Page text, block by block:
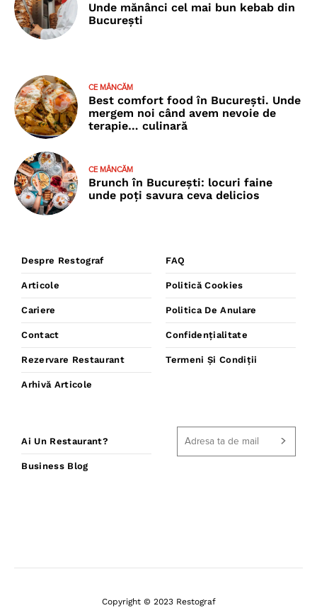
Unde mănânci cel mai bun kebab din
București
CE MÂNCĂM
Best comfort food în București. Unde
mergem noi când avem nevoie de
terapie… culinară
CE MÂNCĂM
Brunch în București: locuri faine
unde poţi savura ceva delicios
Despre Restograf
Articole
Cariere
Contact
Rezervare Restaurant
Arhivă Articole
FAQ
Politică Cookies
Politica De Anulare
Confidențialitate
Termeni Și Condiții
Ai Un Restaurant?
Business Blog
Copyright © 2023 Restograf